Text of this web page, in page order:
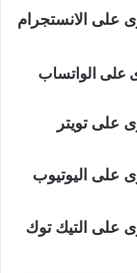
على الانستجرام
على الواتساب
على تويتر
على اليوتيوب
على التيك توك